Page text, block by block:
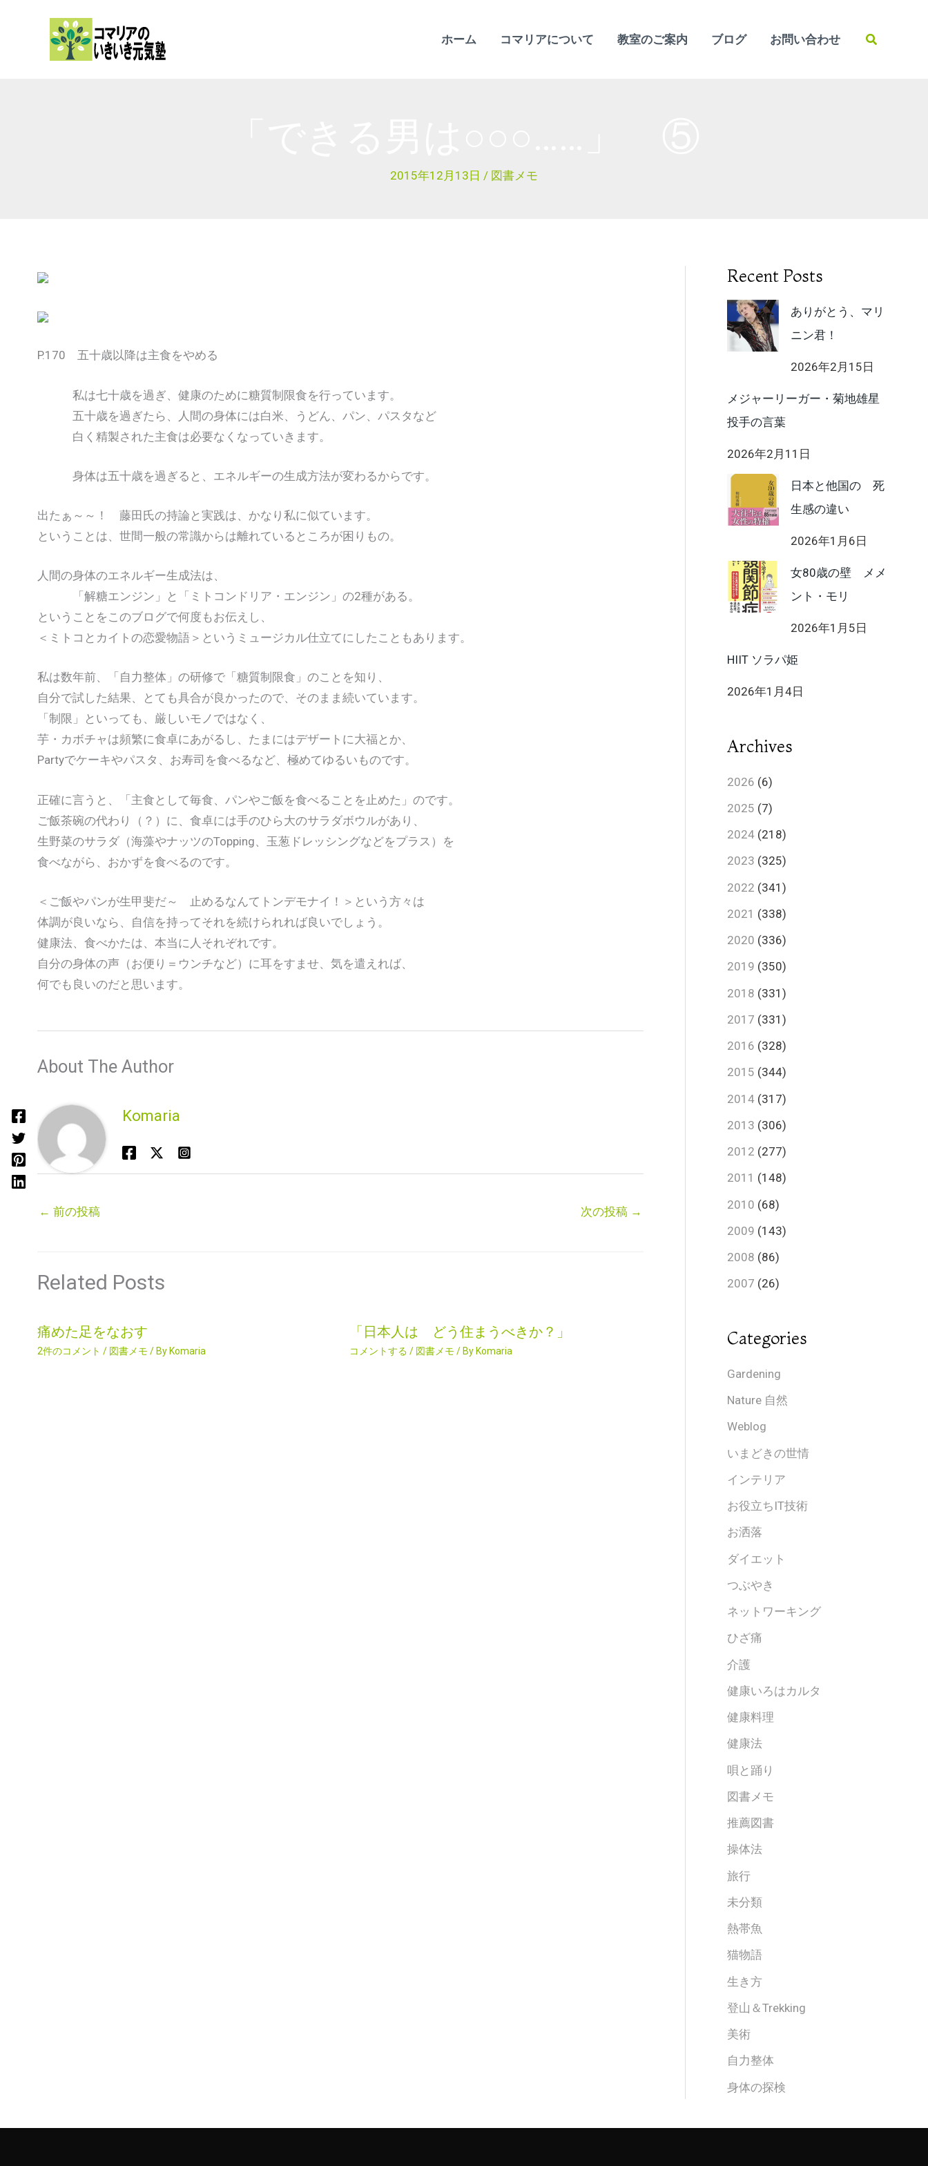
ホーム コマリアについて 教室のご案内 ブログ お問い合わせ
検
2015年12月13日 / 図書メモ
P.170 五十歳以降は主食をやめる
私は七十歳を過ぎ、健康のために糖質制限食を行っています。
五十歳を過ぎたら、人間の身体には白米、うどん、パン、パスタなど
白く精製された主食は必要なくなっていきます。
身体は五十歳を過ぎると、エネルギーの生成方法が変わるからです。
出たぁ～～！ 藤田氏の持論と実践は、かなり私に似ています。
ということは、世間一般の常識からは離れているところが困りもの。
人間の身体のエネルギー生成法は、
「解糖エンジン」と「ミトコンドリア・エンジン」の2種がある。
ということをこのブログで何度もお伝えし、
＜ミトコとカイトの恋愛物語＞というミュージカル仕立てにしたこともあります。
私は数年前、「自力整体」の研修で「糖質制限食」のことを知り、
自分で試した結果、とても具合が良かったので、そのまま続いています。
「制限」といっても、厳しいモノではなく、
芋・カボチャは頻繁に食卓にあがるし、たまにはデザートに大福とか、
Partyでケーキやパスタ、お寿司を食べるなど、極めてゆるいものです。
正確に言うと、「主食として毎食、パンやご飯を食べることを止めた」のです。
ご飯茶碗の代わり（？）に、食卓には手のひら大のサラダボウルがあり、
生野菜のサラダ（海藻やナッツのTopping、玉葱ドレッシングなどをプラス）を
食べながら、おかずを食べるのです。
＜ご飯やパンが生甲斐だ～ 止めるなんてトンデモナイ！＞という方々は
体調が良いなら、自信を持ってそれを続けられれば良いでしょう。
健康法、食べかたは、本当に人それぞれです。
自分の身体の声（お便り＝ウンチなど）に耳をすませ、気を遣えれば、
何でも良いのだと思います。
About The Author
Komaria
← 前の投稿 次の投稿 →
Related Posts
痛めた足をなおす
2件のコメント / 図書メモ / By Komaria
「日本人は どう住まうべきか？」
コメントする / 図書メモ / By Komaria
Recent Posts
ありがとう、マリ
ニン君！
2026年2月15日
メジャーリーガー・菊地雄星
投手の言葉
2026年2月11日
日本と他国の 死
生感の違い
2026年1月6日
女80歳の壁 メメ
ント・モリ
2026年1月5日
HIIT ソラパ姫
2026年1月4日
Archives
2026 (6)
2025 (7)
2024 (218)
2023 (325)
2022 (341)
2021 (338)
2020 (336)
2019 (350)
2018 (331)
2017 (331)
2016 (328)
2015 (344)
2014 (317)
2013 (306)
2012 (277)
2011 (148)
2010 (68)
2009 (143)
2008 (86)
2007 (26)
Categories
Gardening
Nature 自然
Weblog
いまどきの世情
インテリア
お役立ちIT技術
お洒落
ダイエット
つぶやき
ネットワーキング
ひざ痛
介護
健康いろはカルタ
健康料理
健康法
唄と踊り
図書メモ
推薦図書
操体法
旅行
未分類
熱帯魚
猫物語
生き方
登山＆Trekking
美術
自力整体
身体の探検